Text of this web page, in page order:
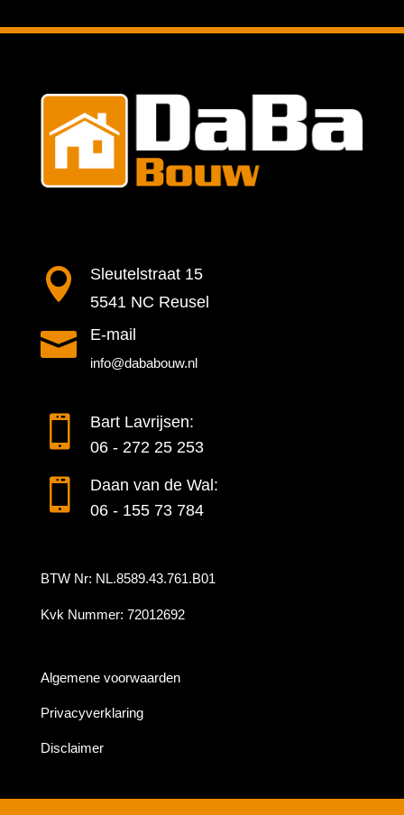

Sleutelstraat 15
5541 NC Reusel
 E-mail
info@dababouw.nl

Bart Lavrijsen:
06 - 272 25 253

Daan van de Wal:
06 - 155 73 784
BTW Nr: NL.8589.43.761.B01
Kvk Nummer: 72012692
Algemene voorwaarden
Privacyverklaring
Disclaimer